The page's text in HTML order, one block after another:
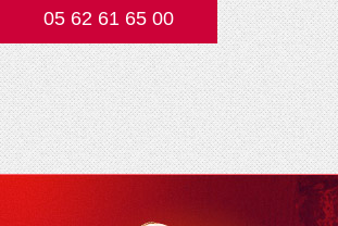
05 62 61 65 00